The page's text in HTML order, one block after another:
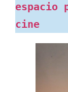
espacio
cine